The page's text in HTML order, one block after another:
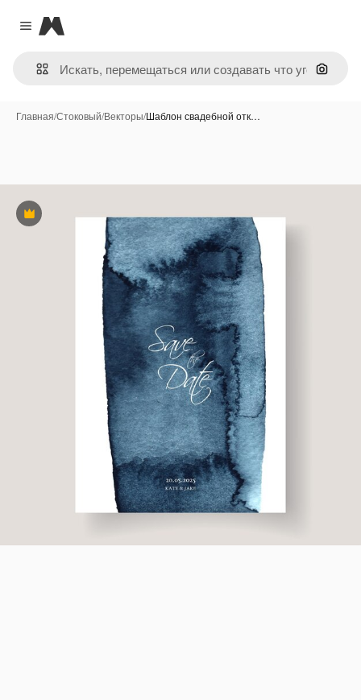
Close menu
Magnific
Поиск
Главная/Стоковый/Векторы/Шаблон свадебной отк…
Премиум